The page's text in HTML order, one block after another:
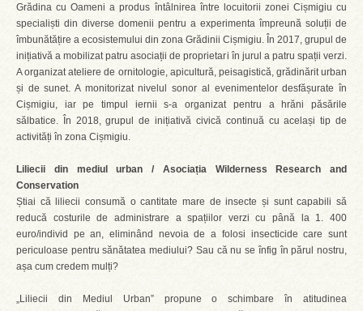
Grădina cu Oameni a produs întâlnirea între locuitorii zonei Cișmigiu cu
specialiști din diverse domenii pentru a experimenta împreună soluții de
îmbunătățire a ecosistemului din zona Grădinii Cișmigiu. În 2017, grupul de
inițiativă a mobilizat patru asociații de proprietari în jurul a patru spații verzi.
A organizat ateliere de ornitologie, apicultură, peisagistică, grădinărit urban
și de sunet. A monitorizat nivelul sonor al evenimentelor desfășurate în
Cișmigiu, iar pe timpul iernii s-a organizat pentru a hrăni păsările
sălbatice. În 2018, grupul de inițiativă civică continuă cu același tip de
activități în zona Cișmigiu.
Liliecii din mediul urban / Asociația Wilderness Research and
Conservation
Știai că liliecii consumă o cantitate mare de insecte și sunt capabili să
reducă costurile de administrare a spațiilor verzi cu până la 1. 400
euro/individ pe an, eliminând nevoia de a folosi insecticide care sunt
periculoase pentru sănătatea mediului? Sau că nu se înfig în părul nostru,
așa cum credem mulți?
„Liliecii din Mediul Urban” propune o schimbare în atitudinea